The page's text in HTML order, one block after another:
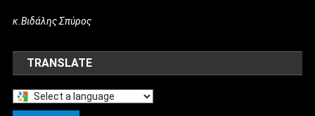
κ.Βιδάλης Σπύρος
TRANSLATE
Select